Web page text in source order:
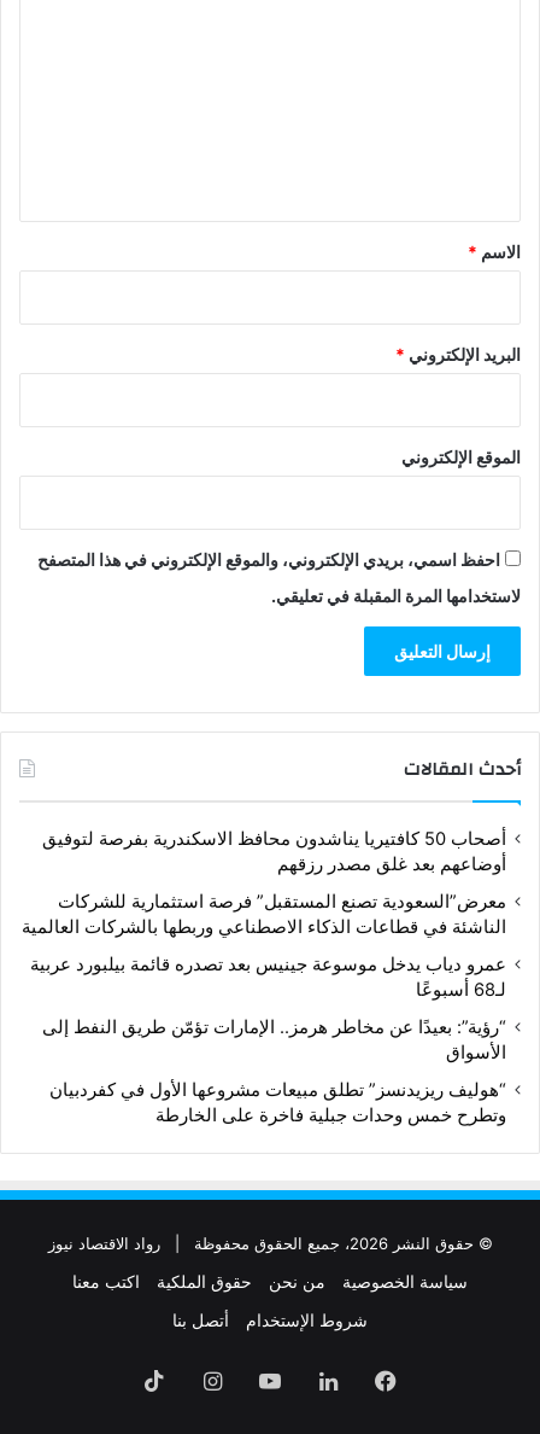
*
الاسم *
البريد الإلكتروني *
الموقع الإلكتروني
احفظ اسمي، بريدي الإلكتروني، والموقع الإلكتروني في هذا المتصفح
لاستخدامها المرة المقبلة في تعليقي.
أحدث المقالات
أصحاب 50 كافتيريا يناشدون محافظ الاسكندرية بفرصة لتوفيق
أوضاعهم بعد غلق مصدر رزقهم
معرض”السعودية تصنع المستقبل” فرصة استثمارية للشركات
الناشئة في قطاعات الذكاء الاصطناعي وربطها بالشركات العالمية
عمرو دياب يدخل موسوعة جينيس بعد تصدره قائمة بيلبورد عربية
لـ68 أسبوعًا
“رؤية”: بعيدًا عن مخاطر هرمز.. الإمارات تؤمّن طريق النفط إلى
الأسواق
“هوليف ريزيدنسز” تطلق مبيعات مشروعها الأول في كفردبيان
وتطرح خمس وحدات جبلية فاخرة على الخارطة
© حقوق النشر 2026، جميع الحقوق محفوظة | رواد الاقتصاد نيوز
سياسة الخصوصية من نحن حقوق الملكية
اكتب معنا
شروط الإستخدام
أتصل بنا
فيسبوكلينكدإن‫YouTubeانستقرام